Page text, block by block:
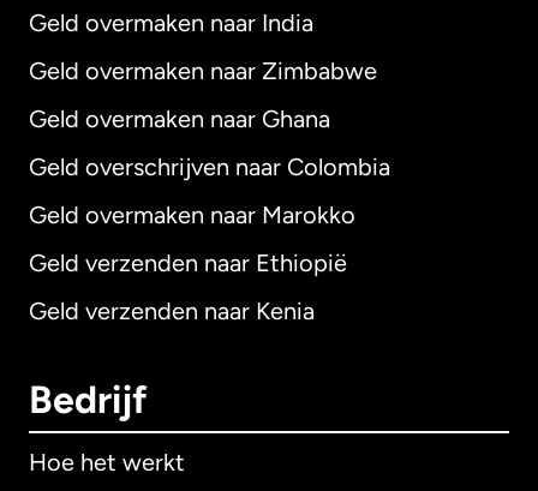
Geld overmaken naar India
Geld overmaken naar Zimbabwe
Geld overmaken naar Ghana
Geld overschrijven naar Colombia
Geld overmaken naar Marokko
Geld verzenden naar Ethiopië
Geld verzenden naar Kenia
Bedrijf
Hoe het werkt